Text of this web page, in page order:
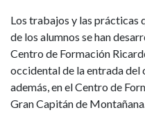
Los trabajos y las prácticas
de los alumnos se han
Centro de Formación
occidental de la entrada del
además, en el Centro de
Gran Capitán de